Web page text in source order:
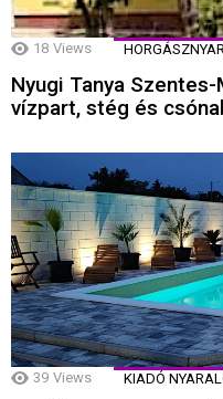
18 Views
Nyugi Tanya
vízpart, stég és
39 Views KIADÓ